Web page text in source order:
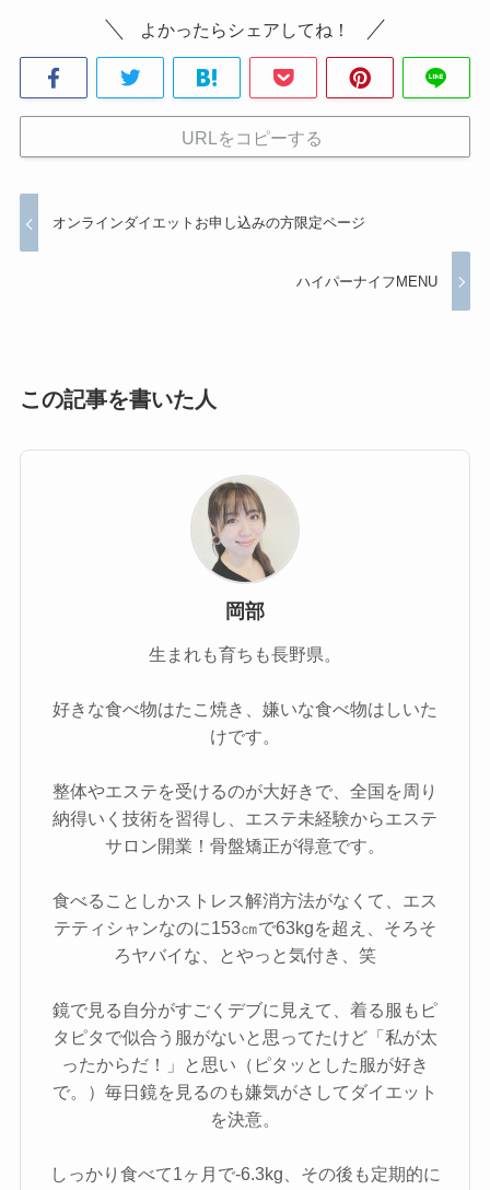
よかったらシェアしてね！
URLをコピーする
オンラインダイエットお申し込みの方限定ページ
ハイパーナイフMENU
この記事を書いた人
岡部
生まれも育ちも長野県。
好きな食べ物はたこ焼き、嫌いな食べ物はしいた
けです。
整体やエステを受けるのが大好きで、全国を周り
納得いく技術を習得し、エステ未経験からエステ
サロン開業！骨盤矯正が得意です。
食べることしかストレス解消方法がなくて、エス
テティシャンなのに153㎝で63kgを超え、そろそ
ろヤバイな、とやっと気付き、笑
鏡で見る自分がすごくデブに見えて、着る服もピ
タピタで似合う服がないと思ってたけど「私が太
ったからだ！」と思い（ピタッとした服が好き
で。）毎日鏡を見るのも嫌気がさしてダイエット
を決意。
しっかり食べて1ヶ月で-6.3kg、その後も定期的に